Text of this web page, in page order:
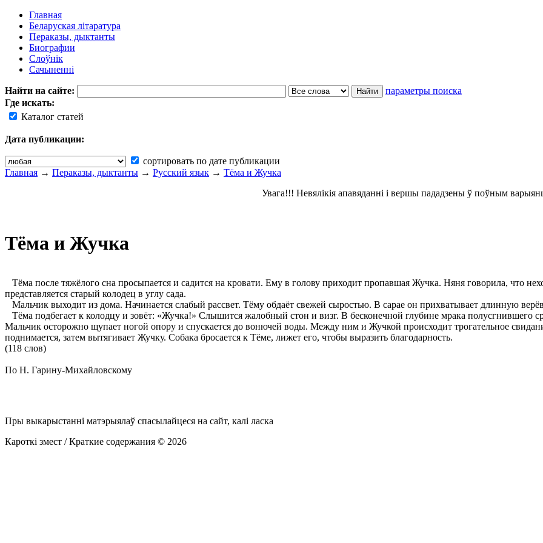
Главная
Беларуская літаратура
Пераказы, дыктанты
Биографии
Слоўнік
Сачыненні
Найти на сайте:
параметры поиска
Где искать:
Каталог статей
Дата публикации:
сортировать по дате публикации
Главная → Пераказы, дыктанты → Русский язык → Тёма и Жучка
Увага!!! Невялікія апавяданні і вершы пададзены ў поўным
Тёма и Жучка
Тёма после тяжёлого сна просыпается и садится на кровати. Ему в голову приходит пропавшая Жучка. Няня говорила, что
представляется старый колодец в углу сада.
Мальчик выходит из дома. Начинается слабый рассвет. Тёму обдаёт свежей сыростью. В сарае он прихватывает длинную
Тёма подбегает к колодцу и зовёт: «Жучка!» Слышится жалобный стон и визг. В бесконечной глубине мрака полусгнившего
Мальчик осторожно щупает ногой опору и спускается до вонючей воды. Между ним и Жучкой происходит трогательное
поднимается, затем вытягивает Жучку. Собака бросается к Тёме, лижет его, чтобы выразить благодарность.
(118 слов)
По Н. Гарину-Михайловскому
Пры выкарыстанні матэрыялаў спасылайцеся на сайт, калі ласка
Кароткі змест / Краткие содержания © 2026